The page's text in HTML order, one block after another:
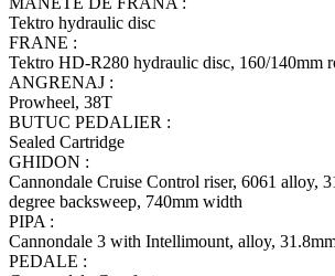
Tektro hydraulic disc
FRANE :
Tektro HD-R280 hydraulic disc, 160/140mm
ANGRENAJ :
Prowheel, 38T
BUTUC PEDALIER :
Sealed Cartridge
GHIDON :
Cannondale Cruise Control riser, 6061 alloy,
degree backsweep, 740mm width
PIPA :
Cannondale 3 with Intellimount, alloy,
PEDALE :